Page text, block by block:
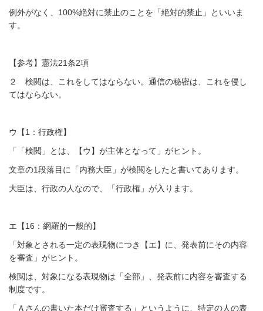
例外がなく、100%絶対に禁止のことを「絶対的禁止」といいま
す。
【参考】憲法21条2項
２ 検閲は、これをしてはならない。通信の秘密は、これを侵し
てはならない。
ウ【1：行政権】
「「検閲」とは、【ウ】が主体となって」がヒント。
文章の1段落目に「内務大臣」が検閲をしたと書いてあります。
大臣は、行政の人なので、「行政権」が入ります。
エ【16：網羅的一般的】
「対象とされる一定の表現物につき【エ】に、発表前にその内容
を審査」がヒント。
検閲は、対象になる表現物は「全部」、発表前に内容を審査する
制度です。
「Ａさんの書いた本だけ審査する」というように、特定の人の表